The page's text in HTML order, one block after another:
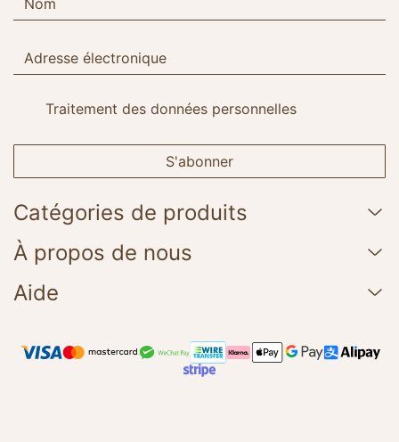
Traitement des données personnelles
S'abonner
Catégories de produits
À propos de nous
Aide